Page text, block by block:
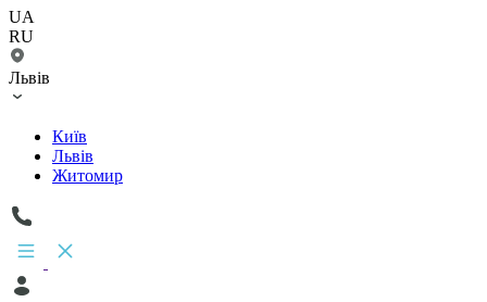
UA
RU
Львів
Київ
Львів
Житомир